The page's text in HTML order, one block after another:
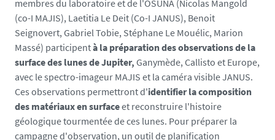
0
6
6
0
5
m
a
i
n
membres du laboratoire et de l'OSUNA (Nicolas Mangold
(co-I MAJIS), Laetitia Le Deit (Co-I JANUS), Benoit
Seignovert, Gabriel Tobie, Stéphane Le Mouélic, Marion
Massé) participentà la préparation des observations de la
surface des lunes de Jupiter, Ganymède, Callisto et Europe,
avec le spectro-imageur MAJIS et la caméra visible JANUS.
Ces observations permettront d'identifier la composition
des matériaux en surfaceet reconstruire l'histoire
géologique tourmentée de ces lunes. Pour préparer la
campagne d'observation, un outil de planification